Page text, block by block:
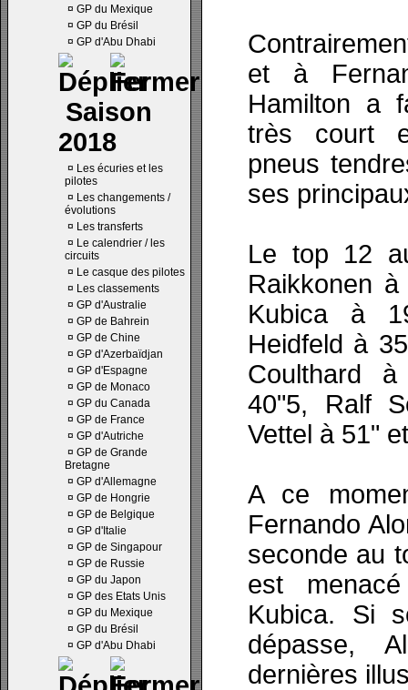
¤ GP du Mexique
¤ GP du Brésil
¤ GP d'Abu Dhabi
Saison
2018
¤ Les écuries et les
pilotes
¤ Les changements /
évolutions
¤ Les transferts
¤ Le calendrier / les
circuits
¤ Le casque des pilotes
¤ Les classements
¤ GP d'Australie
¤ GP de Bahrein
¤ GP de Chine
¤ GP d'Azerbaïdjan
¤ GP d'Espagne
¤ GP de Monaco
¤ GP du Canada
¤ GP de France
¤ GP d'Autriche
¤ GP de Grande
Bretagne
¤ GP d'Allemagne
¤ GP de Hongrie
¤ GP de Belgique
¤ GP d'Italie
¤ GP de Singapour
¤ GP de Russie
¤ GP du Japon
¤ GP des Etats Unis
¤ GP du Mexique
¤ GP du Brésil
¤ GP d'Abu Dhabi
et à
Hamilton a
très court
pneus
ses
Le top 12
Raikkonen
Kubica à
Heidfeld à
Coulthard
40"5, Ralf
Vettel à 51"
A ce
Fernando
seconde au
est
Kubica. Si
dépasse,
dernières